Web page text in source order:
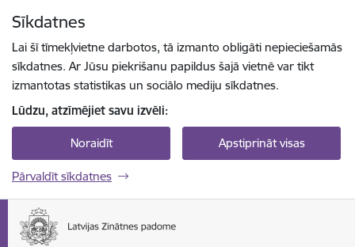
Sīkdatnes
Lai šī tīmekļvietne darbotos, tā izmanto obligāti nepieciešamās
sīkdatnes. Ar Jūsu piekrišanu papildus šajā vietnē var tikt
izmantotas statistikas un sociālo mediju sīkdatnes.
Lūdzu, atzīmējiet savu izvēli:
Noraidīt Apstiprināt visas
Pārvaldīt sīkdatnes